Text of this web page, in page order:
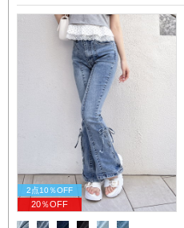
2点10％OFF
20％OFF